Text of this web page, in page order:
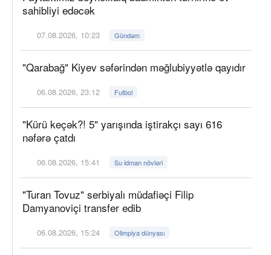
sahibliyi edəcək
07.08.2026, 10:23 Gündəm
"Qarabağ" Kiyev səfərindən məğlubiyyətlə qayıdır
06.08.2026, 23:12 Futbol
"Kürü keçək?! 5" yarışında iştirakçı sayı 616
nəfərə çatdı
06.08.2026, 15:41 Su idman növləri
"Turan Tovuz" serbiyalı müdafiəçi Filip
Damyanoviçi transfer edib
06.08.2026, 15:24 Olimpiya dünyası